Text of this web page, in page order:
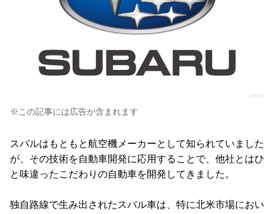
※この記事には広告が含まれます
スバルはもともと航空機メーカーとして知られていました
が、その技術を自動車開発に応用することで、他社とはひ
と味違ったこだわりの自動車を開発してきました。
独自路線で生み出されたスバル車は、特に北米市場におい